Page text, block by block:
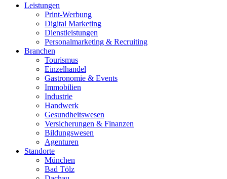
Leistungen
Print-Werbung
Digital Marketing
Dienstleistungen
Personalmarketing & Recruiting
Branchen
Tourismus
Einzelhandel
Gastronomie & Events
Immobilien
Industrie
Handwerk
Gesundheitswesen
Versicherungen & Finanzen
Bildungswesen
Agenturen
Standorte
München
Bad Tölz